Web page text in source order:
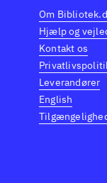
Om
Hjælp og
Kontakt os
Leverandører
English